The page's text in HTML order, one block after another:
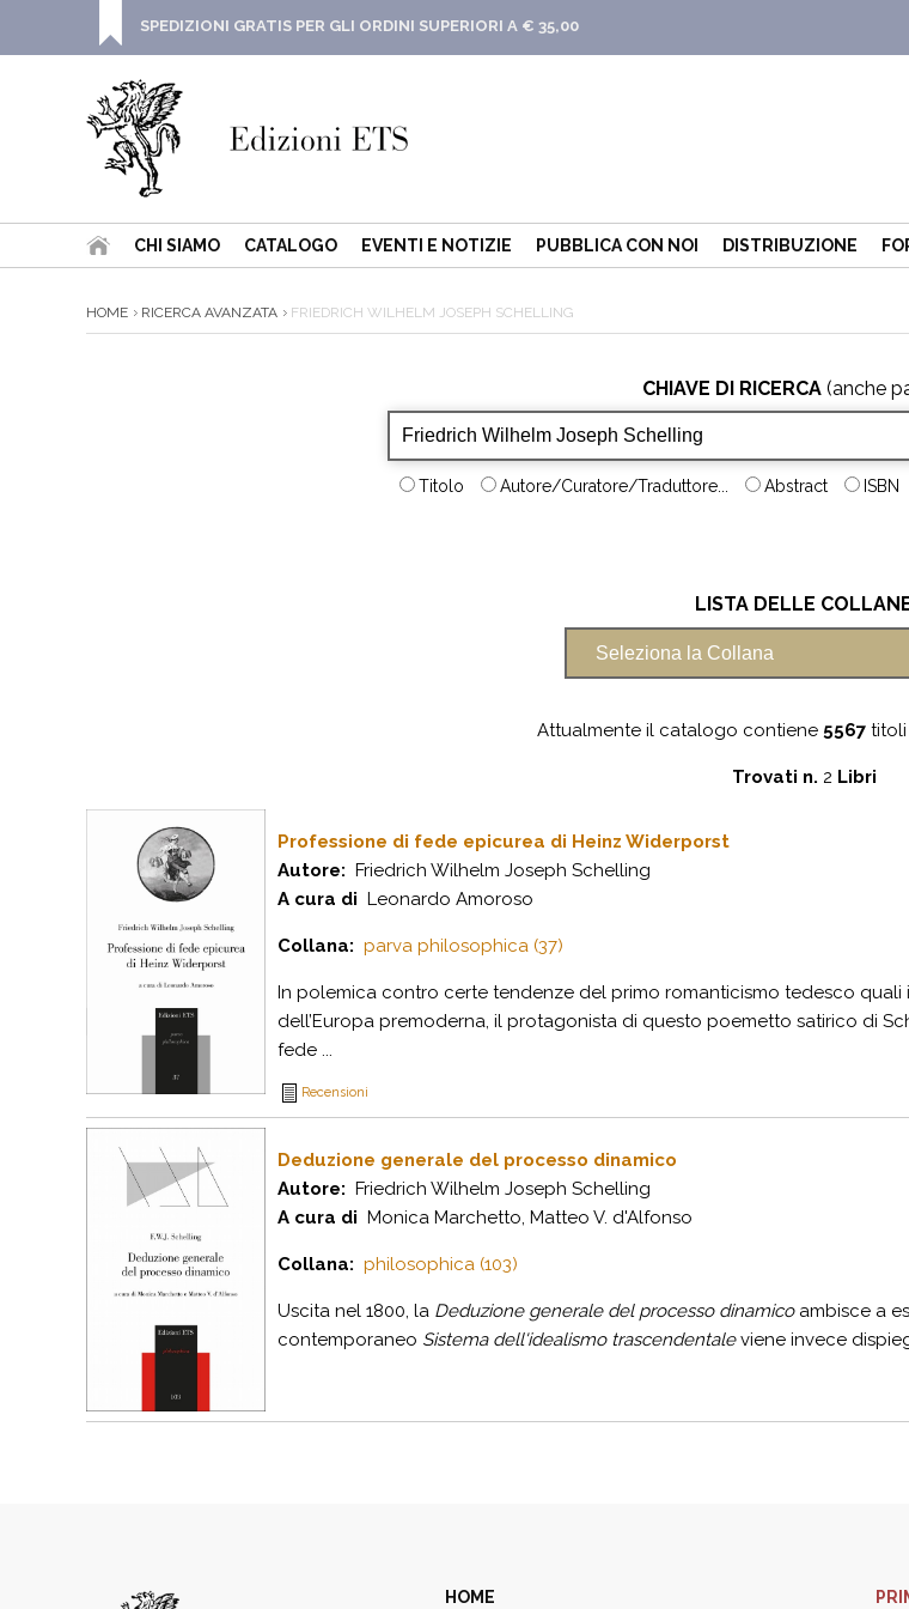
SPEDIZIONI GRATIS PER GLI ORDINI SUPERIORI A € 35,00
CHI SIAMO CATALOGO EVENTI E NOTIZIE PUBBLICA CON NOI DISTRIBUZIONE
HOME RICERCA AVANZATA FRIEDRICH WILHELM JOSEPH SCHELLING
CHIAVE DI RICERCA(anche
Titolo Autore/Curatore/Traduttore... Abstract ISBN
LISTA DELLE
Attualmente il catalogo contiene 5567titoli
Trovati n. 2 Libri
Professione di fede epicurea di Heinz Widerporst
Autore: Friedrich Wilhelm Joseph Schelling
A cura di Leonardo Amoroso
Collana: parva philosophica (37)
In polemica contro certe tendenze del primo romanticismo tedesco quali
dell’Europa premoderna, il protagonista di questo poemetto satirico di
fede ...
Recensioni
Deduzione generale del processo dinamico
Autore: Friedrich Wilhelm Joseph Schelling
A cura di Monica Marchetto, Matteo V. d'Alfonso
Collana: philosophica (103)
Uscita nel 1800, la Deduzione generale del processo dinamicoambisce a
contemporaneo Sistema dell'idealismo trascendentaleviene invece
HOME